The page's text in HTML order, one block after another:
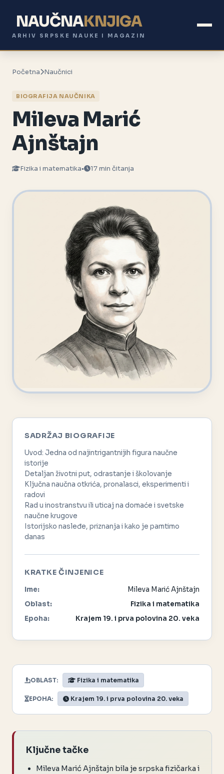
NAUČNAKNJIGA
ARHIV SRPSKE NAUKE I MAGAZIN
Početna Naučnici
BIOGRAFIJA NAUČNIKA
Mileva Marić
Ajnštajn
Fizika i matematika• 17 min čitanja
OBLAST: Fizika i matematika
EPOHA: Krajem 19. i prva polovina 20. veka
Ključne tačke
Mileva Marić Ajnštajn bila je srpska fizičarka i
SADRŽAJ BIOGRAFIJE
Uvod: Jedna od najintrigantnijih figura naučne
istorije
Detaljan životni put, odrastanje i školovanje
Ključna naučna otkrića, pronalasci, eksperimenti i
radovi
Rad u inostranstvu ili uticaj na domaće i svetske
naučne krugove
Istorijsko nasleđe, priznanja i kako je pamtimo
danas
KRATKE ČINJENICE
Ime:
Mileva Marić Ajnštajn
Oblast:
Fizika i matematika
Epoha:
Krajem 19. i prva polovina 20. veka